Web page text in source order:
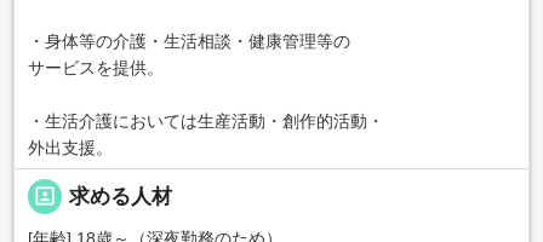
・身体等の介護・生活相談・健康管理等の
サービスを提供。
・生活介護においては生産活動・創作的活動・
外出支援。
portrait 求める人材